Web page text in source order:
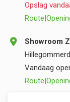
Opslag
Route|
Showroom
Vandaag
Route|